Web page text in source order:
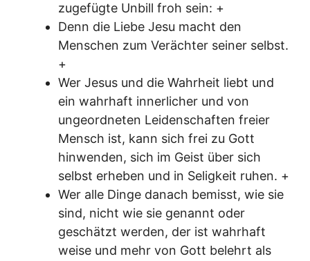
zugefügte Unbill froh sein: +
Denn die Liebe Jesu macht den
Menschen zum Verächter seiner selbst.
+
Wer Jesus und die Wahrheit liebt und
ein wahrhaft innerlicher und von
ungeordneten Leidenschaften freier
Mensch ist, kann sich frei zu Gott
hinwenden, sich im Geist über sich
selbst erheben und in Seligkeit ruhen. +
Wer alle Dinge danach bemisst, wie sie
sind, nicht wie sie genannt oder
geschätzt werden, der ist wahrhaft
weise und mehr von Gott belehrt als